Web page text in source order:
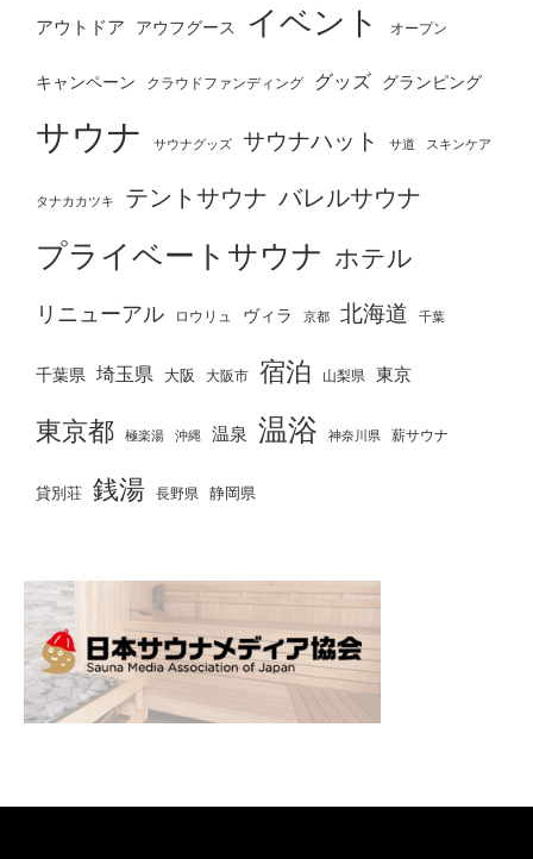
アウトドア アウフグース イベント オープン
キャンペーン クラウドファンディング グッズ グランピング
サウナ サウナグッズ サウナハット サ道 スキンケア
タナカカツキ テントサウナ バレルサウナ
プライベートサウナ ホテル
リニューアル ロウリュ ヴィラ 京都 北海道 千葉
千葉県 埼玉県 大阪 大阪市 宿泊 山梨県 東京
東京都 極楽湯 沖縄 温泉 温浴 神奈川県 薪サウナ
貸別荘 銭湯 長野県 静岡県